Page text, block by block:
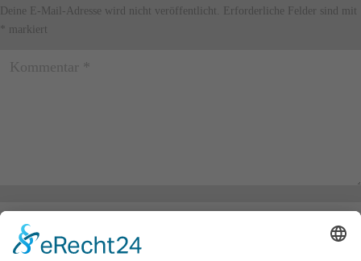
Deine E-Mail-Adresse wird nicht veröffentlicht.
Erforderliche Felder sind mit
* markiert